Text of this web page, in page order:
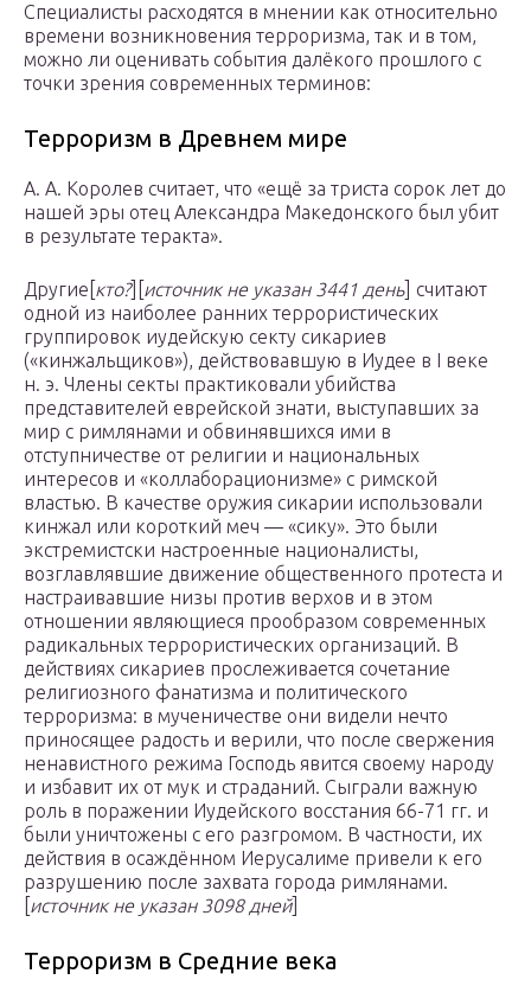
Специалисты расходятся в мнении как относительно
времени возникновения терроризма, так и в том,
можно ли оценивать события далёкого прошлого с
точки зрения современных терминов:
Терроризм в Древнем мире
А. А. Королев считает, что «ещё за триста сорок лет до
нашей эры отец Александра Македонского был убит
в результате теракта».
Другие[ кто?][ источник не указан 3441 день] считают
одной из наиболее ранних террористических
группировок иудейскую секту сикариев
(«кинжальщиков»), действовавшую в Иудее в I веке
н. э. Члены секты практиковали убийства
представителей еврейской знати, выступавших за
мир с римлянами и обвинявшихся ими в
отступничестве от религии и национальных
интересов и «коллаборационизме» с римской
властью. В качестве оружия сикарии использовали
кинжал или короткий меч — «сику». Это были
экстремистски настроенные националисты,
возглавлявшие движение общественного протеста и
настраивавшие низы против верхов и в этом
отношении являющиеся прообразом современных
радикальных террористических организаций. В
действиях сикариев прослеживается сочетание
религиозного фанатизма и политического
терроризма: в мученичестве они видели нечто
приносящее радость и верили, что после свержения
ненавистного режима Господь явится своему народу
и избавит их от мук и страданий. Сыграли важную
роль в поражении Иудейского восстания 66-71 гг. и
были уничтожены с его разгромом. В частности, их
действия в осаждённом Иерусалиме привели к его
разрушению после захвата города римлянами.
источник не указан 3098 дней]
Терроризм в Средние века